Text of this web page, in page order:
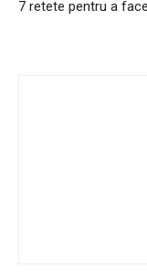
7 retete pentru a